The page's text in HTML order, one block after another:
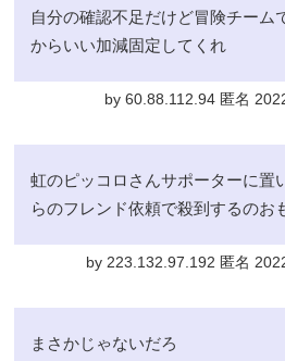
自分の確認不足だけど冒険チーム
からいい加減固定してくれ
by 60.88.112.94 匿名
虹のピッコロさんサポーターに置
らのフレンド依頼で殺到するのお
by 223.132.97.192 匿名
まさかじゃないだろ